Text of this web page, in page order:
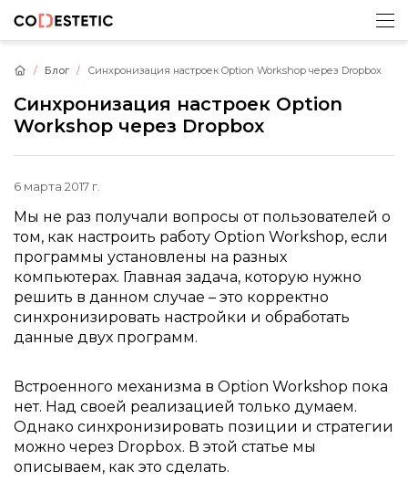
Блог Синхронизация настроек Option Workshop через Dropbox
Синхронизация настроек Option
Workshop через Dropbox
6 марта 2017 г.
Мы не раз получали вопросы от пользователей о
том, как настроить работу Option Workshop, если
программы установлены на разных
компьютерах. Главная задача, которую нужно
решить в данном случае – это корректно
синхронизировать настройки и обработать
данные двух программ.
Встроенного механизма в Option Workshop пока
нет. Над своей реализацией только думаем.
Однако синхронизировать позиции и стратегии
можно через Dropbox. В этой статье мы
описываем, как это сделать.